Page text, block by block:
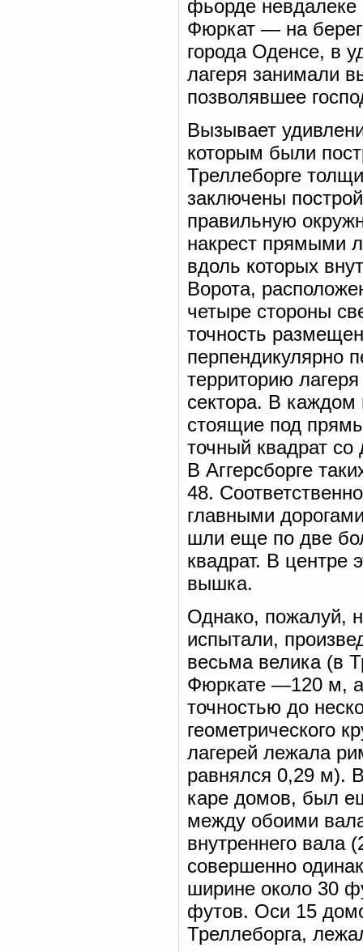
фьорде невдалеке
Фюркат — на
города Оденсе, в
лагеря занимали
позволявшее
Вызывает
которым были
Треллеборге
заключены
правильную
накрест прямыми
вдоль которых
Ворота,
четыре стороны
точность
перпендикулярно
территорию
сектора. В
стоящие под
точный квадрат
В Аггерсборге
48.
главными
шли еще по две
квадрат. В центре
вышка.
Однако, пожалуй,
испытали,
весьма велика (в
Фюркате —120 м, а
точностью до
геометрического
лагерей лежала
равнялся 0,29 м).
каре домов, был
между обоими
внутреннего вала
совершенно
ширине около 30
футов. Оси 15
Треллеборга,